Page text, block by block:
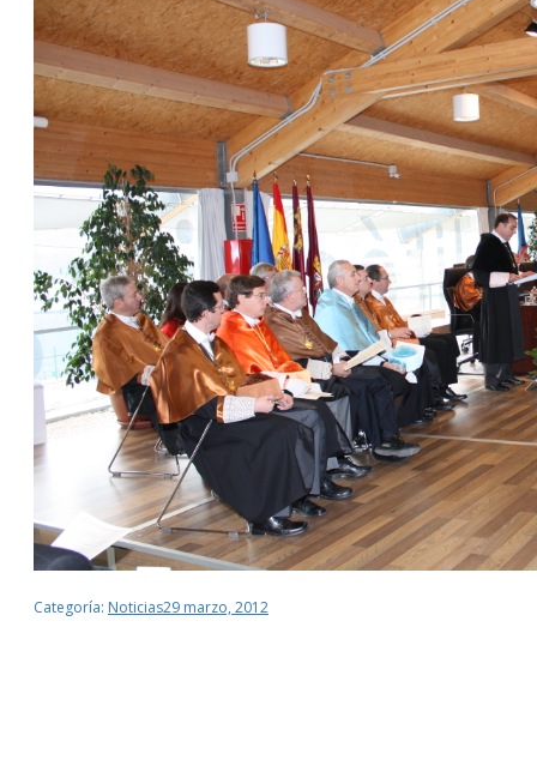
Categoría: Noticias29 marzo, 2012